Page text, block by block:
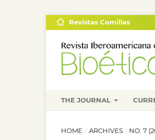
THE JOURNAL
Revistas Comillas
HOME / ARCHIVES / NO. 7